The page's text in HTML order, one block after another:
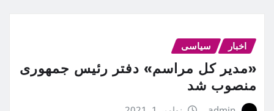
اخبار سیاسی
«مدیر کل مراسم» دفتر رئیس جمهوری
منصوب شد